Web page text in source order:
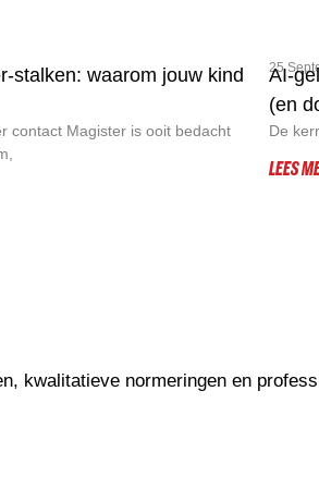
stalken: waarom jouw kind
contact Magister is ooit bedacht
25
AI-
(en
De
LEES
kwalitatieve normeringen en